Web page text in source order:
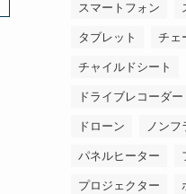
スマートフォン
タブレット チェ
チャイルドシート
ドライブレコーダー
ドローン ノンフ
パネルヒーター
プロジェクター